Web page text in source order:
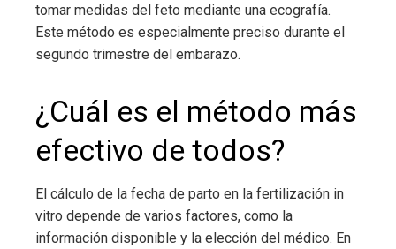
tomar medidas del feto mediante una ecografía.
Este método es especialmente preciso durante el
segundo trimestre del embarazo.
¿Cuál es el método más
efectivo de todos?
El cálculo de la fecha de parto en la fertilización in
vitro depende de varios factores, como la
información disponible y la elección del médico. En